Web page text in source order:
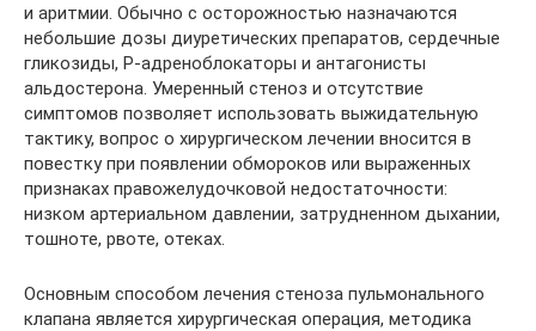
и аритмии. Обычно с осторожностью назначаются
небольшие дозы диуретических препаратов, сердечные
гликозиды, P-адреноблокаторы и антагонисты
альдостерона. Умеренный стеноз и отсутствие
симптомов позволяет использовать выжидательную
тактику, вопрос о хирургическом лечении вносится в
повестку при появлении обмороков или выраженных
признаках правожелудочковой недостаточности:
низком артериальном давлении, затрудненном дыхании,
тошноте, рвоте, отеках.
Основным способом лечения стеноза пульмонального
клапана является хирургическая операция, методика